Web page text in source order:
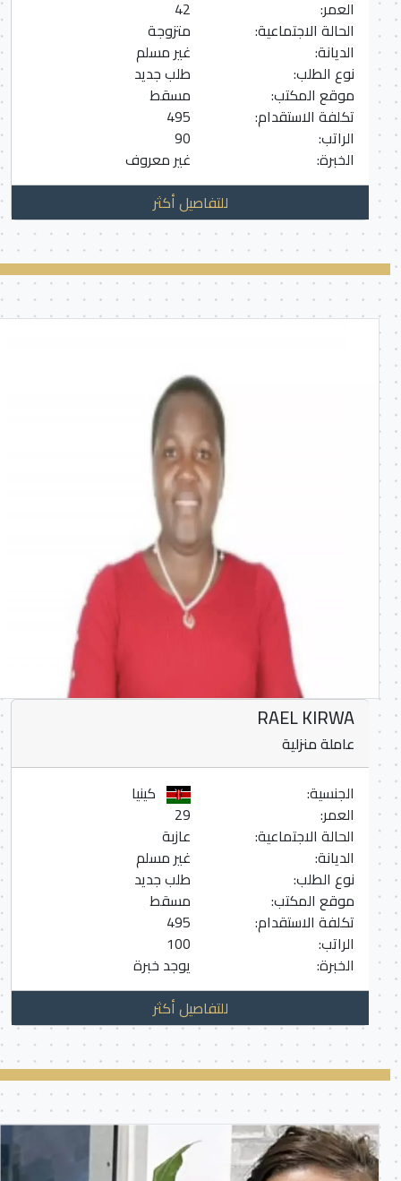
العمر:
الحالة الاجتماعية:
متزوجة
الديانة:
غير مسلم
نوع الطلب:
طلب جديد
موقع المكتب:
مسقط
تكلفة الاستقدام:
495
الراتب:
الخبرة:
غير معروف
للتفاصيل أكثر
RAEL KIRWA
عاملة منزلية
الجنسية:
كينيا
العمر:
الحالة الاجتماعية:
عازبة
الديانة:
غير مسلم
نوع الطلب:
طلب جديد
موقع المكتب:
مسقط
تكلفة الاستقدام:
495
الراتب:
100
الخبرة:
يوجد خبرة
للتفاصيل أكثر